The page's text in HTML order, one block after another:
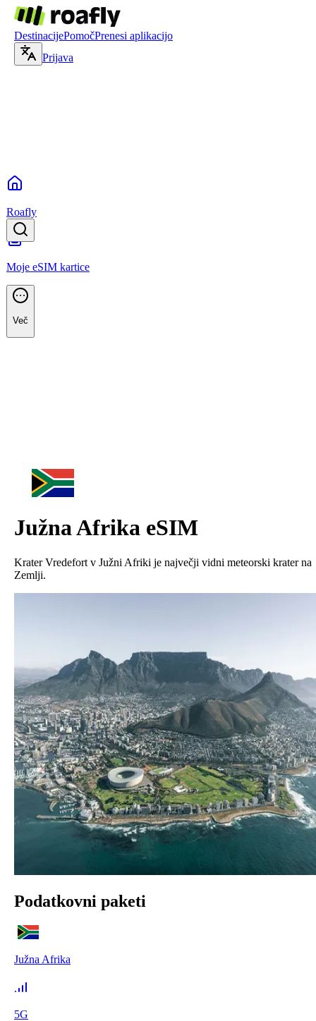
DestinacijePomočPrenesi aplikacijo
Prijava
Roafly
Moje eSIM kartice
Več
Južna Afrika eSIM
Krater Vredefort v Južni Afriki je največji vidni meteorski krater na
Zemlji.
Podatkovni paketi
Južna Afrika
5G